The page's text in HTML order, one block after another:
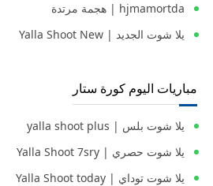
hjmamortda | هجمة مرتدة
يلا شوت الجديد | Yalla Shoot New
مباريات اليوم كورة ستار
يلا شوت بلس | yalla shoot plus
يلا شوت حصري | Yalla Shoot 7sry
يلا شوت توداي | Yalla Shoot today